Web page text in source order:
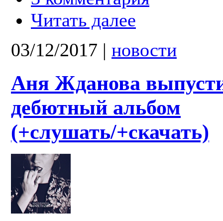
Читать далее
03/12/2017 | новости
Аня Жданова
дебютный альбом
(+слушать/+скачать)